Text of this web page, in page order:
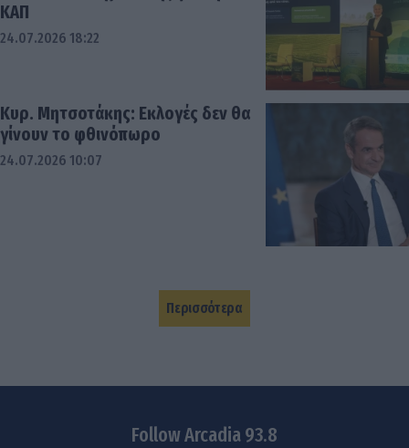
ΚΑΠ
24.07.2026 18:22
Κυρ. Μητσοτάκης: Εκλογές δεν θα
γίνουν το φθινόπωρο
24.07.2026 10:07
Περισσότερα
Follow Arcadia 93.8